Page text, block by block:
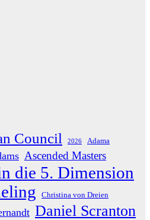
Council 2026 Adama
Ascended Masters
die 5. Dimension
Christina von Dreien
Daniel Scranton